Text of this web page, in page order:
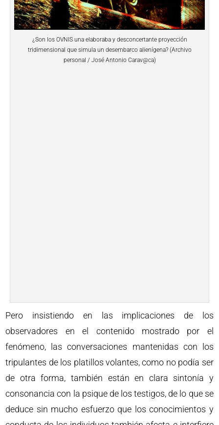
¿Son los OVNIS una elaboraba y desconcertante proyección
tridimensional que simula un desembarco alienígena? (Archivo
personal / José Antonio Carav@ca)
Pero insistiendo en las implicaciones de los
observadores en el contenido mostrado por el
fenómeno, las conversaciones mantenidas con los
tripulantes de los platillos volantes, como no podía ser
de otra forma, también están en clara sintonía y
consonancia con la psique de los testigos, de lo que se
deduce sin mucho esfuerzo que los conocimientos y